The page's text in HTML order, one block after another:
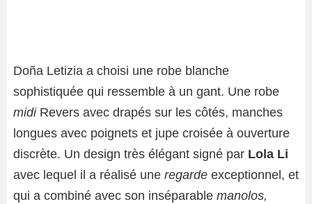
Doña Letizia a choisi une robe blanche
sophistiquée qui ressemble à un gant. Une robe
midiRevers avec drapés sur les côtés, manches
longues avec poignets et jupe croisée à ouverture
discrète. Un design très élégant signé par Lola Li
avec lequel il a réalisé une regarde exceptionnel, et
qui a combiné avec son inséparable manolos,